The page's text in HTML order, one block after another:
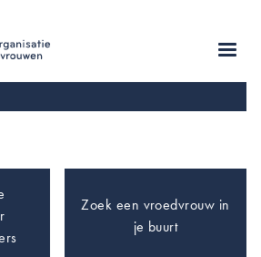
Zoek een vroedvrouw in
je buurt